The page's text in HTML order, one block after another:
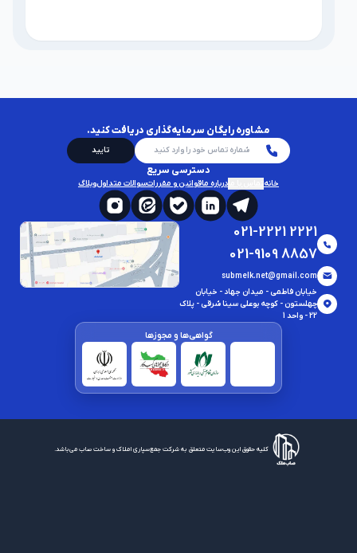
مشاوره رایگان سرمایه‌گذاری دریافت کنید.
تایید
دسترسی سریع
خانه درباره ماقوانین و مقرراتسوالات متداولوبلاگ
021-2221 2221
021-9109 8857
submelk.net@gmail.com
خیابان فاطمی - میدان جهاد - خیابان
چهلستون - کوچه بوعلی سینا شرقی - پلاک
22 - واحد 1
گواهی‌ها و مجوز‌ها
کلیه حقوق این وب‌سایت متعلق به شرکت جمع‌سپاری املاک و ساخت صاب می‌باشد.